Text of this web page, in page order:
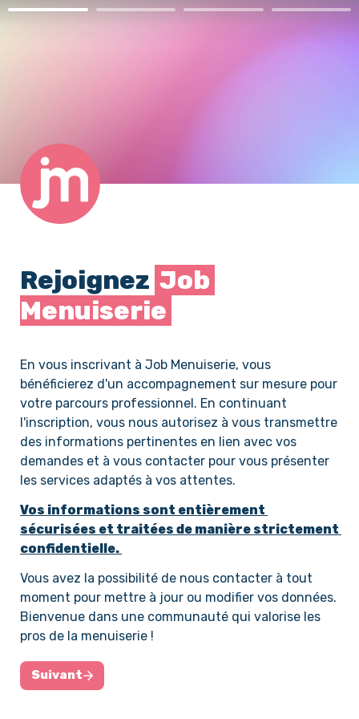
Rejoignez Job
Menuiserie
En vous inscrivant à Job Menuiserie, vous
bénéficierez d'un accompagnement sur mesure pour
votre parcours professionnel. En continuant
l'inscription, vous nous autorisez à vous transmettre
des informations pertinentes en lien avec vos
demandes et à vous contacter pour vous présenter
les services adaptés à vos attentes.
Vos informations sont entièrement
sécurisées et traitées de manière strictement
confidentielle.
Vous avez la possibilité de nous contacter à tout
moment pour mettre à jour ou modifier vos données.
Bienvenue dans une communauté qui valorise les
pros de la menuiserie !
Suivant